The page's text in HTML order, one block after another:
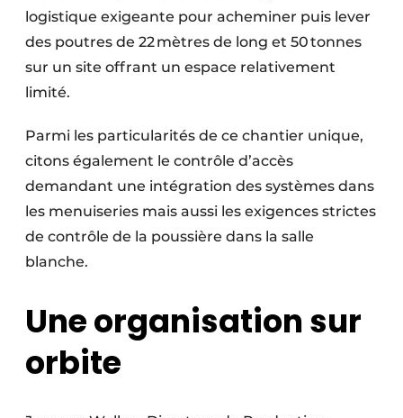
logistique exigeante pour acheminer puis lever
des poutres de 22 mètres de long et 50 tonnes
sur un site offrant un espace relativement
limité.
Parmi les particularités de ce chantier unique,
citons également le contrôle d’accès
demandant une intégration des systèmes dans
les menuiseries mais aussi les exigences strictes
de contrôle de la poussière dans la salle
blanche.
Une organisation sur
orbite